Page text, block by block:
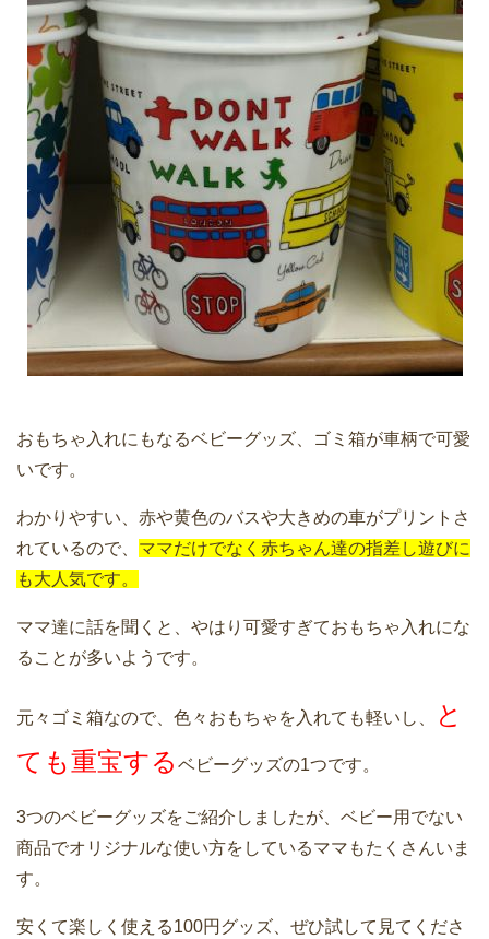
おもちゃ入れにもなるベビーグッズ、ゴミ箱が車柄で可愛
いです。
わかりやすい、赤や黄色のバスや大きめの車がプリントさ
れているので、 ママだけでなく赤ちゃん達の指差し遊びに
も大人気です。
ママ達に話を聞くと、やはり可愛すぎておもちゃ入れにな
ることが多いようです。
元々ゴミ箱なので、色々おもちゃを入れても軽いし、
と
ても重宝する ベビーグッズの1つです。
3つのベビーグッズをご紹介しましたが、ベビー用でない
商品でオリジナルな使い方をしているママもたくさんいま
す。
安くて楽しく使える100円グッズ、ぜひ試して見てくださ